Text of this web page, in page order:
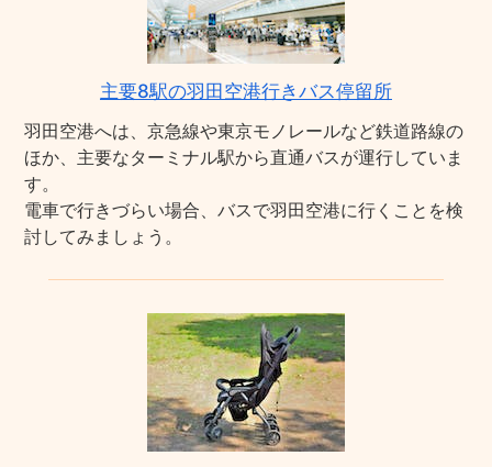
主要8駅の羽田空港行きバス停留所
羽田空港へは、京急線や東京モノレールなど鉄道路線の
ほか、主要なターミナル駅から直通バスが運行していま
す。
電車で行きづらい場合、バスで羽田空港に行くことを検
討してみましょう。